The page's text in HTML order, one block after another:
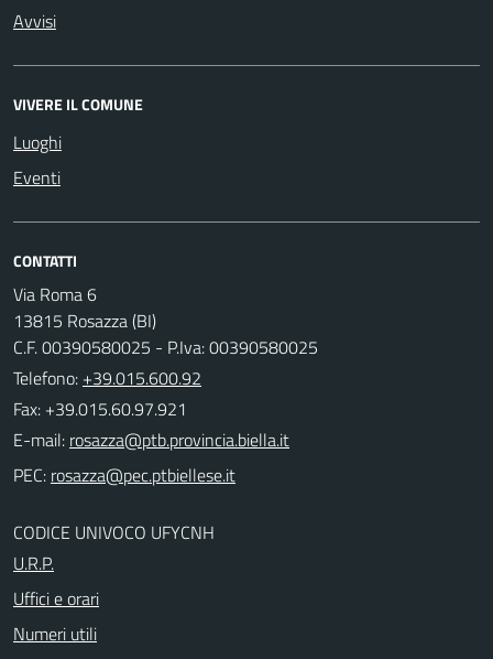
Avvisi
VIVERE IL COMUNE
Luoghi
Eventi
CONTATTI
Via Roma 6
13815 Rosazza (BI)
C.F. 00390580025 - P.Iva: 00390580025
Telefono: +39.015.600.92
Fax: +39.015.60.97.921
E-mail:
PEC:
CODICE UNIVOCO UFYCNH
U.R.P.
Uffici e orari
Numeri utili